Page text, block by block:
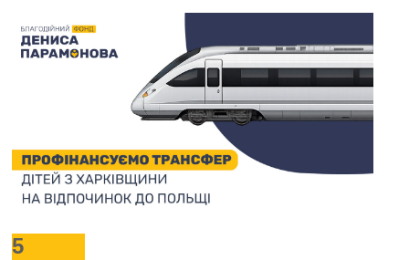
в критических ситуациях.
5